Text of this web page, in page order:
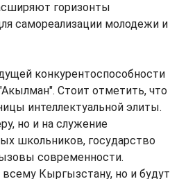
горизонты
самореализации молодежи и
конкурентоспособности
Стоит отметить, что
интеллектуальной элиты.
но и на служение
школьников, государство
современности.
Кыргызстану, но и будут